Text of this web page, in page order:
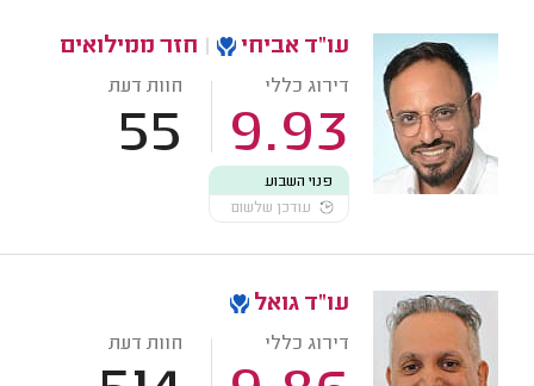
עו"ד אביחי חזר ממילואים
דירוג כללי
9.93
חוות דעת
55
פנוי השבוע
עודכן שלשום
עו"ד גואל
דירוג כללי חוות דעת